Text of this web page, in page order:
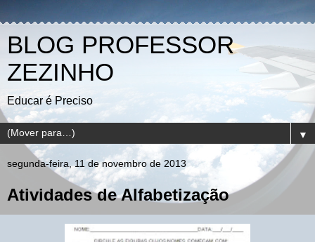
BLOG PROFESSOR
ZEZINHO
Educar é Preciso
▼
segunda-feira, 11 de novembro de 2013
Atividades de Alfabetização